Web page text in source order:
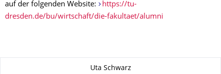
auf der folgenden Website:
https://tu-
dresden.de/bu/wirtschaft/die-fakultaet/alumni
Uta Schwarz